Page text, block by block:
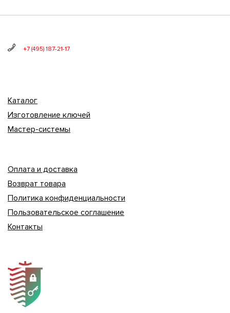
+7 (495) 187-21-17
Каталог
Изготовление ключей
Мастер-системы
Оплата и доставка
Возврат товара
Политика конфиденциальности
Пользовательское соглашение
Контакты